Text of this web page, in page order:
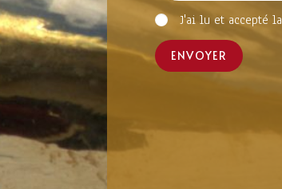
J'ai lu et accepté la
ENVOYER